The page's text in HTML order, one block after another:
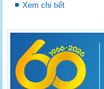
Xem chi tiết